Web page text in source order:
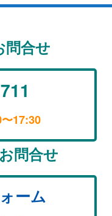
問合せ
17:30
問合せ
ーム